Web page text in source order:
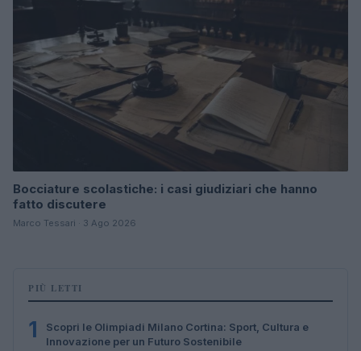
Bocciature scolastiche: i casi giudiziari che hanno
fatto discutere
Marco Tessari · 3 Ago 2026
PIÙ LETTI
1
Scopri le Olimpiadi Milano Cortina: Sport, Cultura e
Innovazione per un Futuro Sostenibile